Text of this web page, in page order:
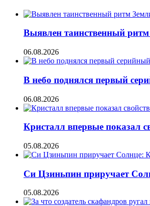
Выявлен таинственный
06.08.2026
В небо поднялся первый
06.08.2026
Кристалл впервые показал
05.08.2026
Си Цзиньпин приручает
05.08.2026